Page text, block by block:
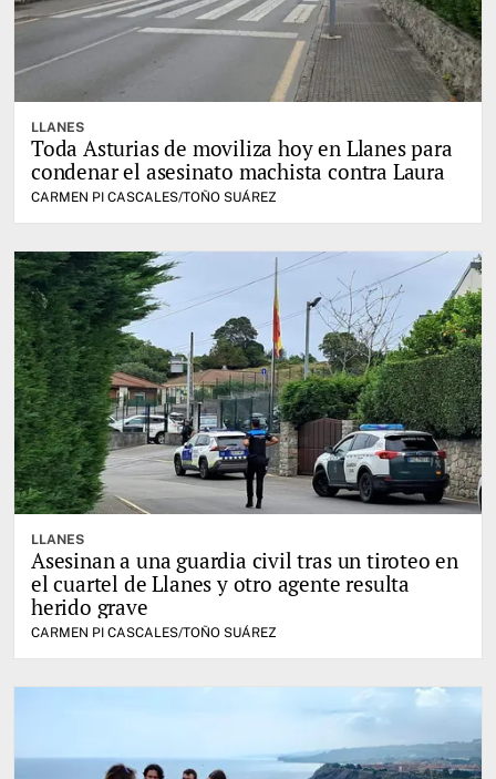
LLANES
Toda Asturias de moviliza hoy en Llanes para
condenar el asesinato machista contra Laura
CARMEN PI CASCALES/TOÑO SUÁREZ
LLANES
Asesinan a una guardia civil tras un tiroteo en
el cuartel de Llanes y otro agente resulta
herido grave
CARMEN PI CASCALES/TOÑO SUÁREZ